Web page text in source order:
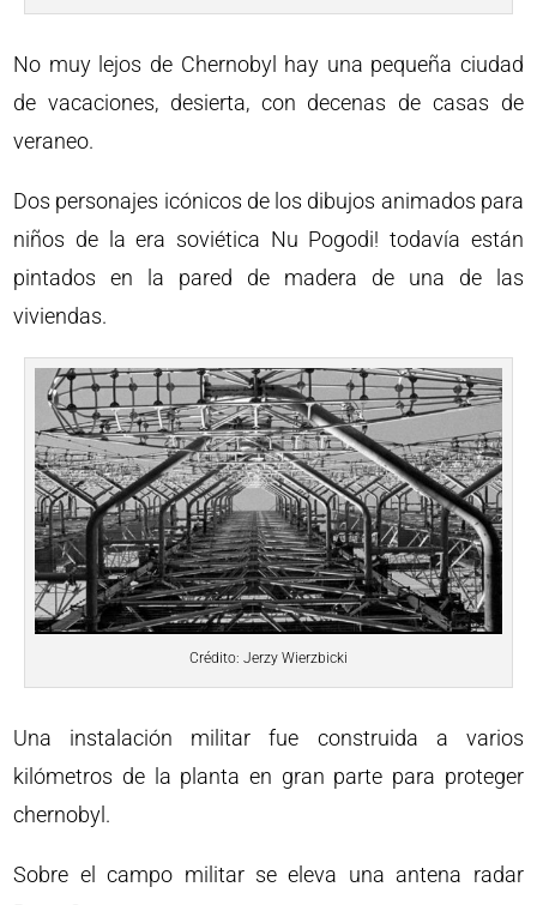
No muy lejos de Chernobyl hay una pequeña ciudad
de vacaciones, desierta, con decenas de casas de
veraneo.
Dos personajes icónicos de los dibujos animados para
niños de la era soviética Nu Pogodi! todavía están
pintados en la pared de madera de una de las
viviendas.
Crédito: Jerzy Wierzbicki
Una instalación militar fue construida a varios
kilómetros de la planta en gran parte para proteger
chernobyl.
Sobre el campo militar se eleva una antena radar